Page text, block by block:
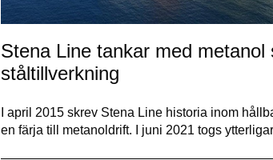
Stena Line tankar med
ståltillverkning
I april 2015 skrev Stena Line historia inom
en färja till metanoldrift. I juni 2021 togs